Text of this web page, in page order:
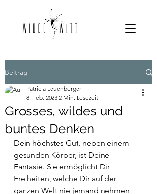
Beitrag
Grosses, wildes und
buntes Denken
Patricia Leuenberger
8. Feb. 2023 2 Min. Lesezeit
Dein höchstes Gut, neben einem
gesunden Körper, ist Deine
Fantasie. Sie ermöglicht Dir
Freiheiten, welche Dir auf der
ganzen Welt nie jemand nehmen